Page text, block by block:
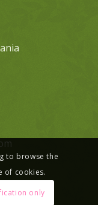
to browse the
of cookies.
only